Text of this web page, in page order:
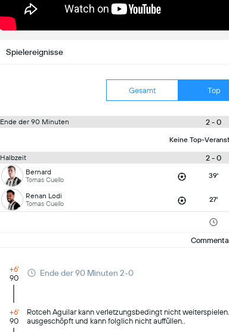
Spielereignisse
Gesamt Top
Ende der 90 Minuten 2 - 0
Keine Top-
Halbzeit 2 - 0
Bernard
Tomas Cuello 39'
Renan Lodi
Tomas Cuello 27'
+6'
90
Ende der 90 Minuten 2-0
+6'
90
Rotceh Aguilar kann verletzungsbedingt nicht
ausgeschöpft und kann folglich nicht auffüllen..